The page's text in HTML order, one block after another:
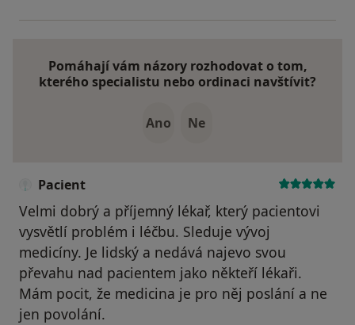
Pomáhají vám názory rozhodovat o tom,
kterého specialistu nebo ordinaci navštívit?
Ano Ne
Pacient
Velmi dobrý a příjemný lékař, který pacientovi
vysvětlí problém i léčbu. Sleduje vývoj
medicíny. Je lidský a nedává najevo svou
převahu nad pacientem jako někteří lékaři.
Mám pocit, že medicina je pro něj poslání a ne
jen povolání.